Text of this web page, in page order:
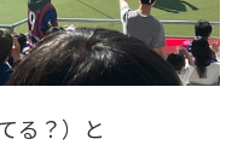
る？）と